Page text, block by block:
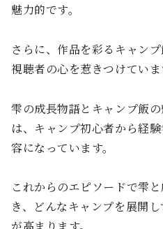
魅力的です。
さらに、作品を彩るキャン
視聴者の心を惹きつけていま
雫の成長物語とキャンプ飯
は、キャンプ初心者から経
容になっています。
これからのエピソードで雫
き、どんなキャンプを展開